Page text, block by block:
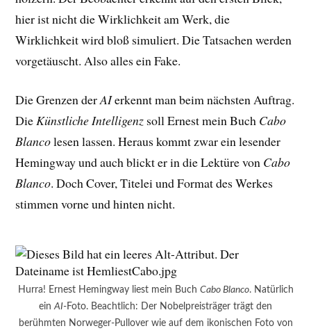
hier ist nicht die Wirklichkeit am Werk, die
Wirklichkeit wird bloß simuliert. Die Tatsachen werden
vorgetäuscht. Also alles ein Fake.
Die Grenzen derAIerkennt man beim nächsten Auftrag.
DieKünstliche Intelligenz soll Ernest mein Buch Cabo
Blancolesen lassen. Heraus kommt zwar ein lesender
Hemingway und auch blickt er in die Lektüre von Cabo
Blanco. Doch Cover, Titelei und Format des Werkes
stimmen vorne und hinten nicht.
Hurra! Ernest Hemingway liest mein Buch Cabo Blanco. Natürlich
ein AI-Foto. Beachtlich: Der Nobelpreisträger trägt den
berühmten Norweger-Pullover wie auf dem ikonischen Foto von